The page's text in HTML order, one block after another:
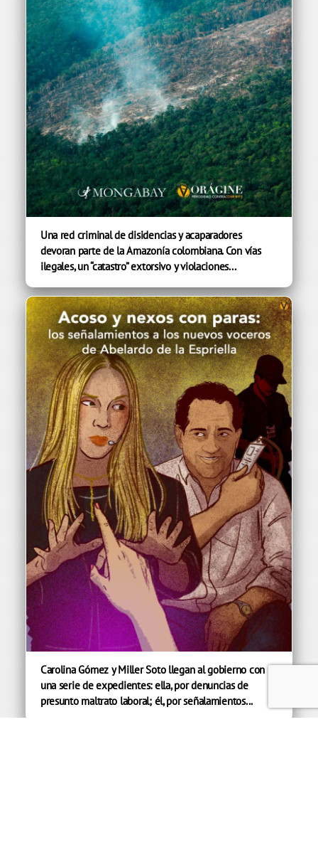
Una red criminal de disidencias y acaparadores
devoran parte de la Amazonía colombiana. Con vías
ilegales, un “catastro” extorsivo y violaciones...
Carolina Gómez y Miller Soto llegan al gobierno con
una serie de expedientes: ella, por denuncias de
presunto maltrato laboral; él, por señalamientos...